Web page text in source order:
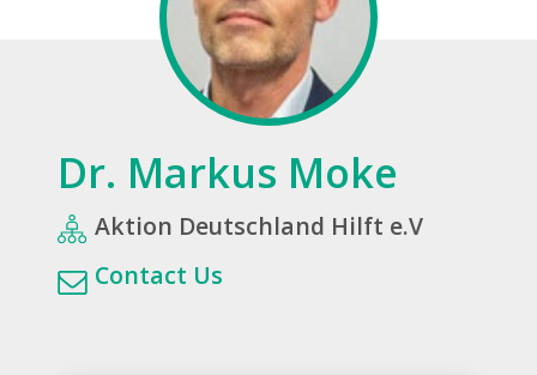
Dr. Markus Moke
Aktion Deutschland Hilft e.V
Contact Us